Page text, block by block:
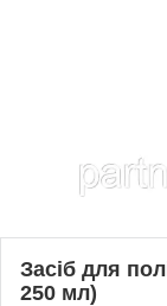
Засіб для
250 мл)